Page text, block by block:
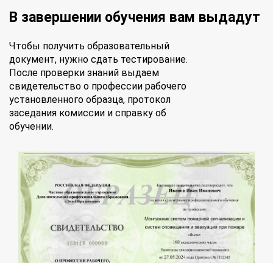
В завершении обучения вам выдадут
Чтобы получить образовательный
документ, нужно сдать тестирование.
После проверки знаний выдаем
свидетельство о профессии рабочего
установленного образца, протокол
заседания комиссии и справку об
обучении.